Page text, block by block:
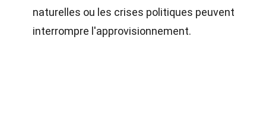
naturelles ou les crises politiques peuvent
interrompre l'approvisionnement.